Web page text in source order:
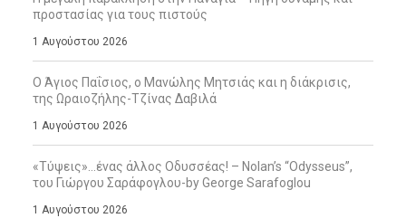
προστασίας για τους πιστούς
1 Αυγούστου 2026
Ο Άγιος Παΐσιος, ο Μανώλης Μητσιάς και η διάκρισις,
της Ωραιοζήλης-Τζίνας Δαβιλά
1 Αυγούστου 2026
«Τύψεις»…ένας άλλος Οδυσσέας! – Nolan’s “Odysseus”,
του Γιώργου Σαράφογλου-by George Sarafoglou
1 Αυγούστου 2026